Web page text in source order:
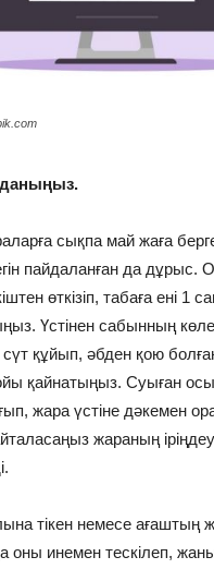
сықпа май жаға
пайдаланған да дұрыс.
өткізіп, табаға ені 1
Үстінен сабынның
сүт құйып, әбден қою
қайнатыңыз. Суыған
жара үстіне дәкемен
жараның
тікен немесе ағаштың
оны инемен тескілеп,